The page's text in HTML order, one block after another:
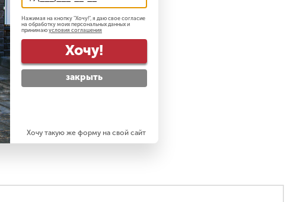
Нажимая на кнопку "Хочу!", я даю свое согласие
на обработку моих персональных данных и
принимаю условия соглашения
Хочу!
закрыть
Хочу такую же форму на свой сайт